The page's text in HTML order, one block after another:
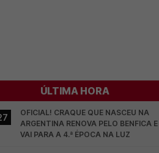
ÚLTIMA HORA
OFICIAL! CRAQUE QUE NASCEU NA
ARGENTINA RENOVA PELO BENFICA E
VAI PARA A 4.ª ÉPOCA NA LUZ